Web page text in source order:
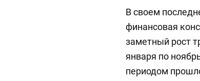
В своем
финансовая
заметный рост
января по
периодом